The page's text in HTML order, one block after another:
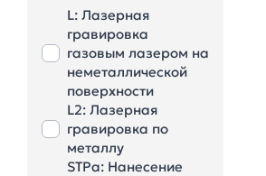
L: Лазерная
гравировка
газовым лазером на
неметаллической
поверхности
L2: Лазерная
гравировка по
металлу
STPa: Нанесение